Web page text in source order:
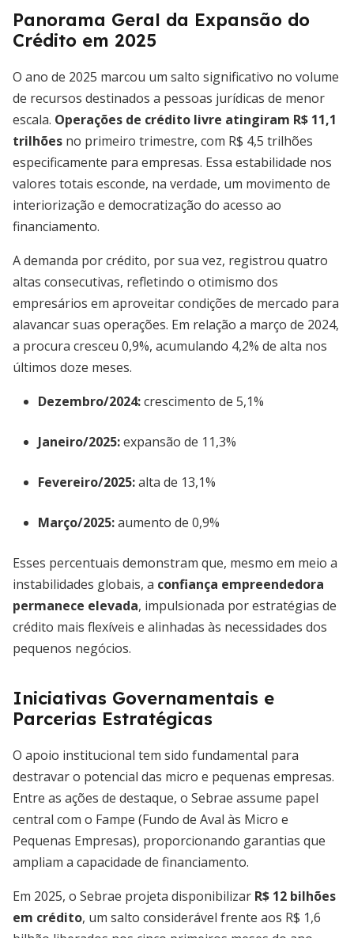
Panorama Geral da Expansão do
Crédito em 2025
O ano de 2025 marcou um salto significativo no volume
de recursos destinados a pessoas jurídicas de menor
escala. Operações de crédito livre atingiram R$ 11,1
trilhões no primeiro trimestre, com R$ 4,5 trilhões
especificamente para empresas. Essa estabilidade nos
valores totais esconde, na verdade, um movimento de
interiorização e democratização do acesso ao
financiamento.
A demanda por crédito, por sua vez, registrou quatro
altas consecutivas, refletindo o otimismo dos
empresários em aproveitar condições de mercado para
alavancar suas operações. Em relação a março de 2024,
a procura cresceu 0,9%, acumulando 4,2% de alta nos
últimos doze meses.
Dezembro/2024:crescimento de 5,1%
Janeiro/2025:expansão de 11,3%
Fevereiro/2025:alta de 13,1%
Março/2025:aumento de 0,9%
Esses percentuais demonstram que, mesmo em meio a
instabilidades globais, a confiança empreendedora
permanece elevada, impulsionada por estratégias de
crédito mais flexíveis e alinhadas às necessidades dos
pequenos negócios.
Iniciativas Governamentais e
Parcerias Estratégicas
O apoio institucional tem sido fundamental para
destravar o potencial das micro e pequenas empresas.
Entre as ações de destaque, o Sebrae assume papel
central com o Fampe (Fundo de Aval às Micro e
Pequenas Empresas), proporcionando garantias que
ampliam a capacidade de financiamento.
Em 2025, o Sebrae projeta disponibilizar R$ 12 bilhões
em crédito, um salto considerável frente aos R$ 1,6